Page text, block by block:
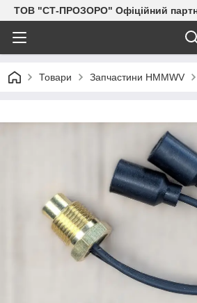
ТОВ "СТ-ПРОЗОРО" Офіційний
Товари Запчастини HMMWV